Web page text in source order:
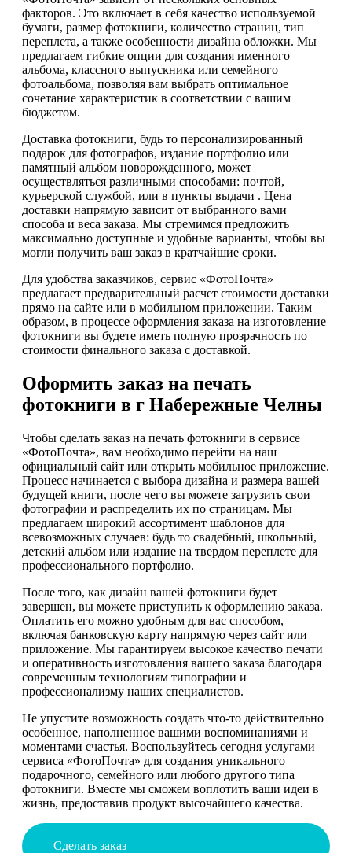
факторов. Это включает в себя качество используемой
бумаги, размер фотокниги, количество страниц, тип
переплета, а также особенности дизайна обложки. Мы
предлагаем гибкие опции для создания именного
альбома, классного выпускника или семейного
фотоальбома, позволяя вам выбрать оптимальное
сочетание характеристик в соответствии с вашим
бюджетом.
Доставка фотокниги, будь то персонализированный
подарок для фотографов, издание портфолио или
памятный альбом новорожденного, может
осуществляться различными способами: почтой,
курьерской службой, или в пункты выдачи . Цена
доставки напрямую зависит от выбранного вами
способа и веса заказа. Мы стремимся предложить
максимально доступные и удобные варианты, чтобы вы
могли получить ваш заказ в кратчайшие сроки.
Для удобства заказчиков, сервис «ФотоПочта»
предлагает предварительный расчет стоимости доставки
прямо на сайте или в мобильном приложении. Таким
образом, в процессе оформления заказа на изготовление
фотокниги вы будете иметь полную прозрачность по
стоимости финального заказа с доставкой.
Оформить заказ на печать
фотокниги в г Набережные Челны
Чтобы сделать заказ на печать фотокниги в сервисе
«ФотоПочта», вам необходимо перейти на наш
официальный сайт или открыть мобильное приложение.
Процесс начинается с выбора дизайна и размера вашей
будущей книги, после чего вы можете загрузить свои
фотографии и распределить их по страницам. Мы
предлагаем широкий ассортимент шаблонов для
всевозможных случаев: будь то свадебный, школьный,
детский альбом или издание на твердом переплете для
профессионального портфолио.
После того, как дизайн вашей фотокниги будет
завершен, вы можете приступить к оформлению заказа.
Оплатить его можно удобным для вас способом,
включая банковскую карту напрямую через сайт или
приложение. Мы гарантируем высокое качество печати
и оперативность изготовления вашего заказа благодаря
современным технологиям типографии и
профессионализму наших специалистов.
Не упустите возможность создать что-то действительно
особенное, наполненное вашими воспоминаниями и
моментами счастья. Воспользуйтесь сегодня услугами
сервиса «ФотоПочта» для создания уникального
подарочного, семейного или любого другого типа
фотокниги. Вместе мы сможем воплотить ваши идеи в
жизнь, предоставив продукт высочайшего качества.
Сделать заказ